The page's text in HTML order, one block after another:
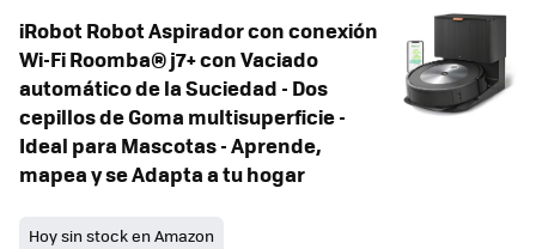
iRobot Robot Aspirador con conexión
Wi-Fi Roomba® j7+ con Vaciado
automático de la Suciedad - Dos
cepillos de Goma multisuperficie -
Ideal para Mascotas - Aprende,
mapea y se Adapta a tu hogar
Hoy sin stock en Amazon